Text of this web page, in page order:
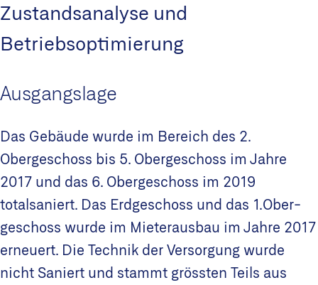
Zustandsanalyse und
Betriebsoptimierung
Ausgangslage
Das Gebäude wurde im Bereich des 2.
Obergeschoss bis 5. Obergeschoss im Jahre
2017 und das 6. Obergeschoss im 2019
totalsaniert. Das Erdgeschoss und das 1.Ober-
geschoss wurde im Mieterausbau im Jahre 2017
erneuert. Die Technik der Versorgung wurde
nicht Saniert und stammt grössten Teils aus